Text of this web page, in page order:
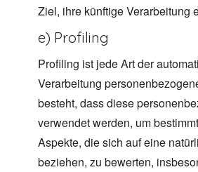
Ziel, ihre künftige Verarbeitung
e) Profiling
Profiling ist jede Art der
Verarbeitung
besteht, dass diese
verwendet werden, um
Aspekte, die sich auf eine
beziehen, zu bewerten,